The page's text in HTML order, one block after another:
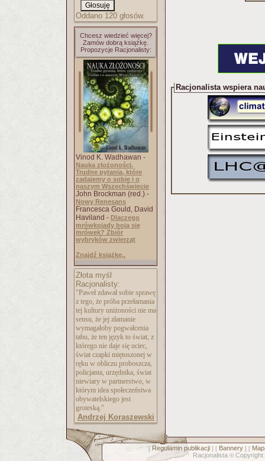
Oddano 120 głosów.
Chcesz wiedzieć więcej?
Zamów dobrą książkę.
Propozycje Racjonalisty:
Vinod K. Wadhawan -
Nauka złożoności.
Trudne pytania, które
zadajemy o sobie i o
naszym Wszechświecie
John Brockman (red.) -
Nowy Renesans
Francesca Gould, David
Haviland - Dlaczego
mrówkojady boją się
mrówek? Zbiór
wybryków zwierząt
Znajdź książkę..
Złota myśl
Racjonalisty:
"Paweł zdawał sobie sprawę
z tego, że próba przełamania
tej kultury uniżoności nie ma
sensu, że jej złamanie
wymagałoby pogwałcenia
tabu, że ten język to świat, z
którego nie daje się uciec,
świat czapki miętoszonej w
ręku w obliczu proboszcza,
policjanta, urzędnika, świat
niewiary w partnerstwo, w
którym idea społeczeństwa
obywatelskiego jest
groteską."
Andrzej Koraszewski
Racjonalista wspiera
[ Regulamin publikacji] [ Bannery] [
Racjonalista © Copyright